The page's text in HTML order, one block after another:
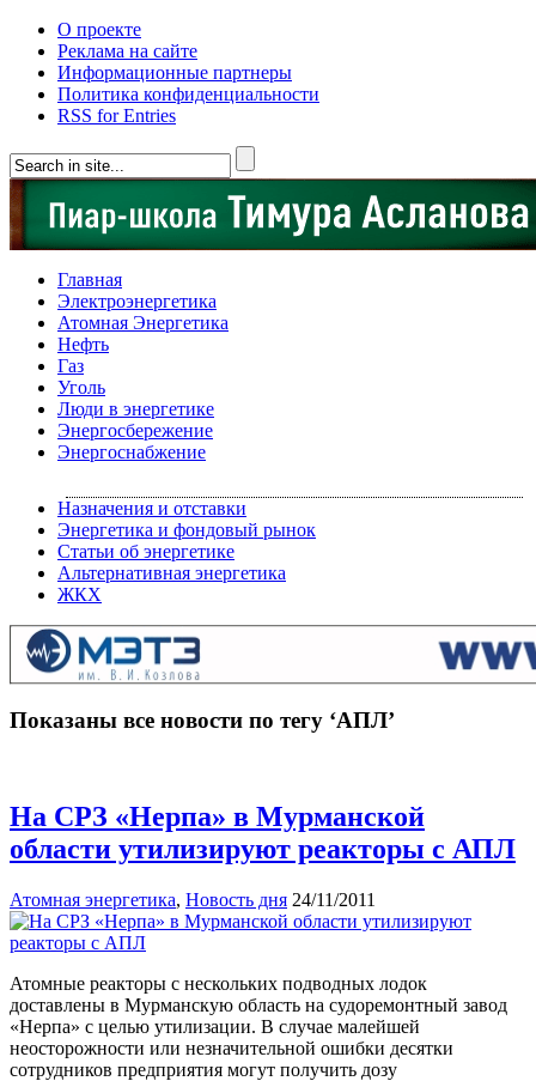
О проекте
Реклама на сайте
Информационные партнеры
Политика конфиденциальности
RSS for Entries
Главная
Электроэнергетика
Атомная Энергетика
Нефть
Газ
Уголь
Люди в энергетике
Энергосбережение
Энергоснабжение
Назначения и отставки
Энергетика и фондовый рынок
Статьи об энергетике
Альтернативная энергетика
ЖКХ
Показаны все новости по тегу ‘АПЛ’
На СРЗ «Нерпа» в Мурманской
области утилизируют реакторы с АПЛ
Атомная энергетика, Новость дня 24/11/2011
Атомные реакторы с нескольких подводных лодок
доставлены в Мурманскую область на судоремонтный завод
«Нерпа» с целью утилизации. В случае малейшей
неосторожности или незначительной ошибки десятки
сотрудников предприятия могут получить дозу